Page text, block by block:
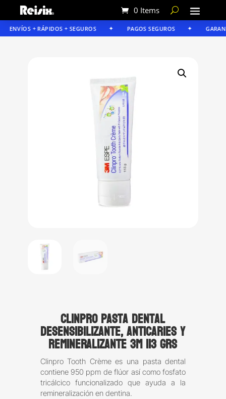
0 Items
ENVÍOS + RÁPIDOS + SEGUROS PAGOS SEGUROS
Clinpro Pasta dental
desensibilizante, anticaries y
remineralizante 3M 113 grs
Clinpro Tooth Crème es una pasta dental
contiene 950 ppm de flúor así como fosfato
tricálcico funcionalizado que ayuda a la
remineralización en dentina.